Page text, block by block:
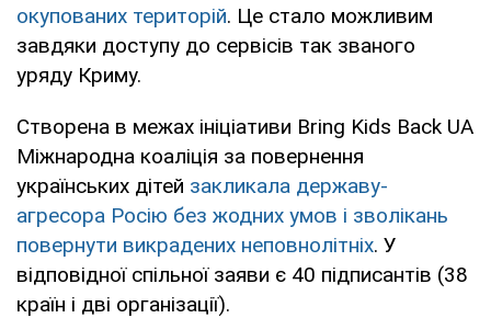
окупованих територій. Це стало можливим
завдяки доступу до сервісів так званого
уряду Криму.
Створена в межах ініціативи Bring Kids Back UA
Міжнародна коаліція за повернення
українських дітей закликала державу-
агресора Росію без жодних умов і зволікань
повернути викрадених неповнолітніх. У
відповідної спільної заяви є 40 підписантів (38
країн і дві організації).